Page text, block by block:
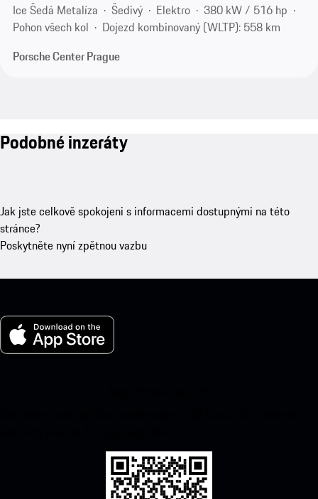
Ice Šedá Metalíza
Šedivý Elektro
380 kW / 516 hp
Pohon všech kol
Dojezd kombinovaný (WLTP): 558 km
Porsche Center Prague
Podobné inzeráty
Jak jste celkově spokojeni s informacemi dostupnými na této
stránce?
Poskytněte nyní zpětnou vazbu